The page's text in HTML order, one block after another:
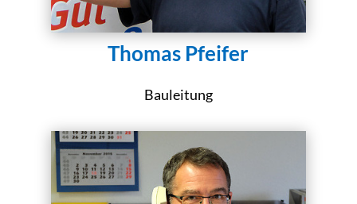
Thomas Pfeifer
Bauleitung